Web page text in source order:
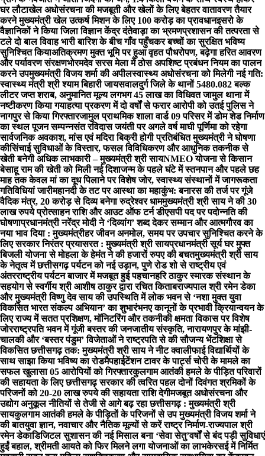
घर लौटाखेल अधोसंरचना की मजबूती और खेलों के लिए बेहतर वातावरण तैयार
करने मुख्यमंत्री खेल उत्कर्ष मिशन के लिए 100 करोड़ का प्रावधानइसरो के
वैज्ञानिकों ने किया जिला विज्ञान केंद्र दंतेवाड़ा का भ्रमणप्रशासन की तत्परता से
टले दो बाल विवाह भारी बारिश के बीच गाँव पहुँचकर बच्चों का सुरक्षित भविष्य
सुनिश्चित कियाअतिक्रमण मुक्त भूमि पर हुआ वृहत पौधरोपण, बढ़ेगा हरित आवरण
और पर्यावरण संरक्षणभोरमदेव सरस मेला में ठोस अपशिष्ट प्रबंधन नियम का पालन
करने उपमुख्यमंत्री विजय शर्मा की अपीलस्वास्थ्य अधोसंरचना को मिलेगी नई गति:
स्वास्थ्य मंत्री श्री श्याम बिहारी जायसवालदुर्ग जिले के थानों 5480.082 बल्क
लीटर जप्त शराब, अनुमानित मूल्य लगभग 45 लाख का विधिवत जामुल थाना में
नष्टीकरण किया गयाहत्या प्रकरण में दो वर्षों से फरार आरोपी को उतई पुलिस ने
नागपुर से किया गिरफ्तारजामुल प्राथमिक शाला वार्ड 09 परिसर में डोम शेड निर्माण
का स्थल पूजन सम्पन्नसंत रविदास जयंती पर अगले वर्ष माघी पूर्णिमा को रहेगा
सार्वजनिक अवकाश, मांस एवं मदिरा बिक्री होगी प्रतिबंधित मुख्यमंत्री ने घोषणा
कीसिंचाई सुविधाओं के विस्तार, फसल विविधिकरण और आधुनिक तकनीक से
खेती बनेगी अधिक लाभकारी – मुख्यमंत्री श्री सायNMEO योजना से किसान
बेसाहू राम की खेती को मिली नई दिशाजन्म के पहले घंटे में स्तनपान और पहले छह
माह तक केवल मां का दूध पिलाने पर विशेष जोर, स्वास्थ्य संस्थानों में जागरूकता
गतिविधियां जारीमहानदी के तट पर आस्था का महाकुंभ: बनारस की तर्ज पर गूंजे
वैदिक मंत्र, 20 करोड़ से दिव्य बनेगा रुद्रेश्वर धाममुख्यमंत्री श्री साय ने की 30
लाख रुपये प्रोत्साहन राशि और आउट ऑफ टर्न डीएसपी पद पर पदोन्नति की
घोषणाप्रधानमंत्री नरेंद्र मोदी ने ‘दिव्यांग’ शब्द देकर सम्मान और आत्मगौरव का
नया भाव दिया : मुख्यमंत्रीहर जीवन अनमोल, समय पर उपचार सुनिश्चित करने के
लिए सरकार निरंतर प्रयासरत : मुख्यमंत्री श्री सायप्रधानमंत्री सूर्य घर मुफ्त
बिजली योजना से मोहला के हेमंत ने की हजारों रुपए की बचतमुख्यमंत्री श्री साय
के नेतृत्व में छत्तीसगढ़ पर्यटन को नई उड़ान, पुणे रोड शो से राष्ट्रीय एवं
अंतरराष्ट्रीय पर्यटन बाजार में मजबूत हुई पहचानहरि ठाकुर स्मारक संस्थान के
सहयोग से स्वर्गीय श्री आशीष ठाकुर द्वारा रचित किताबराज्यपाल श्री रमेन डेका
और मुख्यमंत्री विष्णु देव साय की उपस्थिति में लोक भवन से ‘नशा मुक्त युवा
विकसित भारत संकल्प अभियान’ का शुभारंभनए कानूनों के प्रभावी क्रियान्वयन के
लिए राज्य में सतत प्रशिक्षण, मॉनिटरिंग और तकनीकी क्षमता विकास पर विशेष
जोरराष्ट्रपति भवन में गूंजी बस्तर की जनजातीय संस्कृति, नारायणपुर के मांझी-
चालकी और ‘बस्तर पंडुम’ विजेताओं ने राष्ट्रपति से की सौजन्य भेंटशिक्षा से
विकसित छत्तीसगढ़ तक: मुख्यमंत्री श्री साय ने नीट क्वालीफाई विद्यार्थियों के
साथ साझा किया भविष्य का रोडमैपहाईटेंशन टावर के पार्ट्स चोरी के मामले का
सफल खुलासा 05 आरोपियों को गिरफ्तारकुलगाम आतंकी हमले के पीड़ित परिवारों
की सहायता के लिए छत्तीसगढ़ सरकार की त्वरित पहल दोनों दिवंगत श्रमिकों के
परिजनों को 20-20 लाख रुपये की सहायता राशि देगीमजबूत अधोसंरचना और
उद्योग अनुकूल नीतियों से तेजी से आगे बढ़ रहा छत्तीसगढ़ : मुख्यमंत्री श्री
सायकुलगाम आतंकी हमले के पीड़ितों के परिजनों से उप मुख्यमंत्री विजय शर्मा ने
की बातयुवा ज्ञान, नवाचार और नैतिक मूल्यों से करें राष्ट्र निर्माण-राज्यपाल श्री
रमेन डेका​डिजिटल सुशासन की नई मिसाल बना ‘सेवा सेतु’वर्षों से बंद पड़ी सुविधाएं
हुईं बहाल, श्रीमती आयते को फिर मिलने लगा योजनाओं का लाभकेरसई में निर्मित